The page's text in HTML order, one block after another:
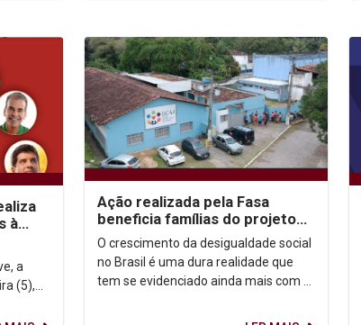
à
a
(5),
Ação realizada pela Fasa
beneficia famílias do projeto
Ecaj
O crescimento da desigualdade social
no Brasil é uma dura realidade que
tem se evidenciado ainda mais com a